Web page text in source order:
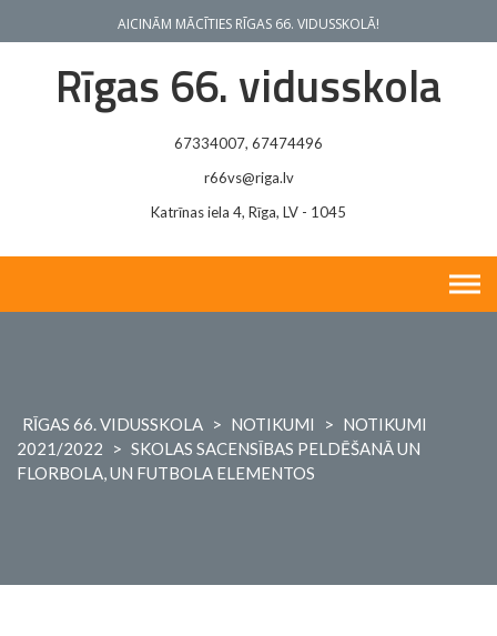
AICINĀM MĀCĪTIES RĪGAS 66. VIDUSSKOLĀ!
Rīgas 66. vidusskola
67334007, 67474496
r66vs@riga.lv
Katrīnas iela 4, Rīga, LV - 1045
RĪGAS 66. VIDUSSKOLA > NOTIKUMI > NOTIKUMI
2021/2022
> SKOLAS SACENSĪBAS PELDĒŠANĀ UN
FLORBOLA, UN FUTBOLA ELEMENTOS